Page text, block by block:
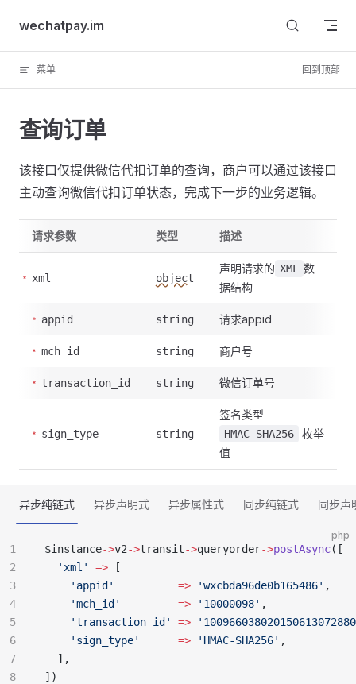
Skip to content
wechatpay.im
菜单 回到顶部
查询订单
该接口仅提供微信代扣订单的查询，商户可以通过该接口
主动查询微信代扣订单状态，完成下一步的业务逻辑。
请求参数 类型 描述
xml object
声明请求的 XML
数
据结构
appid string 请求appid
mch_id string 商户号
transaction_id string 微信订单号
sign_type string
签名类型
HMAC-SHA256
枚举
值
异步纯链式 异步声明式 异步属性式 同步纯链式 同步声
php
$instance->v2->transit->queryorder->postAsync([
  'xml'
=> [
    'appid'
          =>
'wxcbda96de0b165486' ,
    'mch_id'
         =>
'10000098' ,
    'transaction_id'
=>
    'sign_type'
      =>
'HMAC-SHA256' ,
  ],
])
1
2
3
4
5
6
7
8